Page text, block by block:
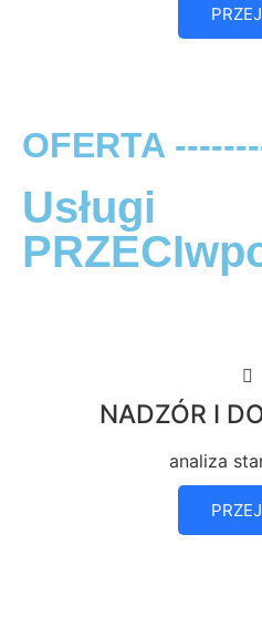
OFERTA
Usługi
NADZÓR I
analiza